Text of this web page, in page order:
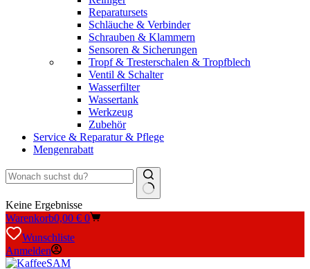
Reparatursets
Schläuche & Verbinder
Schrauben & Klammern
Sensoren & Sicherungen
Tropf & Tresterschalen & Tropfblech
Ventil & Schalter
Wasserfilter
Wassertank
Werkzeug
Zubehör
Service & Reparatur & Pflege
Mengenrabatt
Keine Ergebnisse
Warenkorb0,00 € 0
Wunschliste
Anmelden